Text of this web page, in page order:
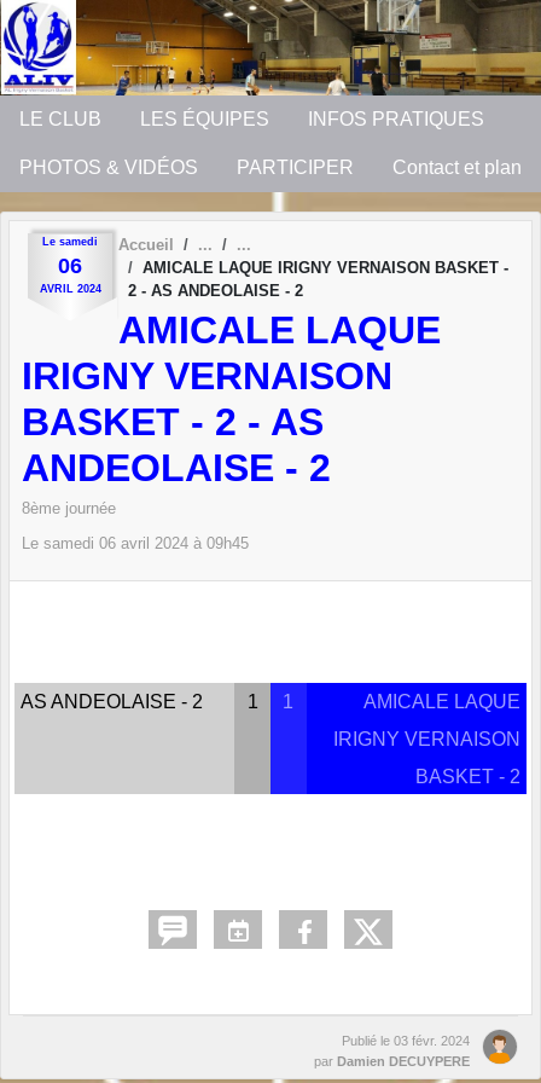
LE CLUB LES ÉQUIPES INFOS PRATIQUES
PHOTOS & VIDÉOS PARTICIPER Contact et plan
Le samedi
06
AVRIL 2024
Accueil
AMICALE LAQUE IRIGNY VERNAISON BASKET -
2 - AS ANDEOLAISE - 2
AMICALE LAQUE
IRIGNY VERNAISON
BASKET - 2 - AS
ANDEOLAISE - 2
8ème journée
Le samedi 06 avril 2024 à 09h45
AS ANDEOLAISE - 2 1 1
AMICALE LAQUE
IRIGNY VERNAISON
BASKET - 2
Publié le 03 févr. 2024
par Damien DECUYPERE
Panneau de gestion des cookies